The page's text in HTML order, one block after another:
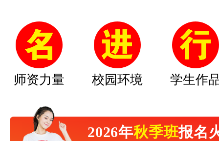
师资力量 校园环境 学生作
2026年秋季班报名